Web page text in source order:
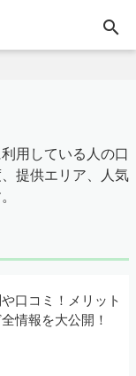
search
用している人の口
提供エリア、人気
口コミ！メリット
情報を大公開！